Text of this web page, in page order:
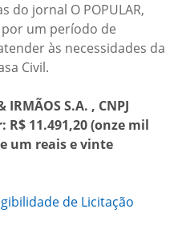
do jornal O POPULAR,
um período de
às necessidades da
Civil.
S.A. , CNPJ
R$ 11.491,20(onze mil
um reais e vinte
de Licitação